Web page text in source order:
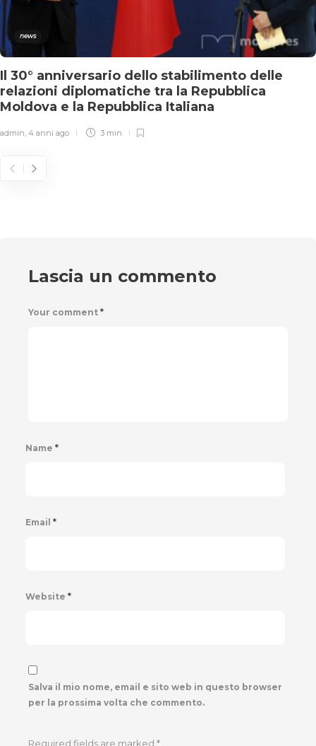
news
Il 30° anniversario dello stabilimento delle
relazioni diplomatiche tra la Repubblica
Moldova e la Repubblica Italiana
admin, 4 anni ago 3 min
Lascia un commento
Your comment *
Name *
Email *
Website *
Salva il mio nome, email e sito web in questo browser
per la prossima volta che commento.
Required fields are marked *